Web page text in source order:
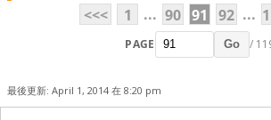
<<<
1 ... 90 91 92 ...
PAGE Go /
最後更新: April 1, 2014 在 8:20 pm